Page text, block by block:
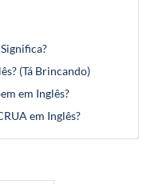
(Tá Brincando)
em Inglês?
em Inglês?